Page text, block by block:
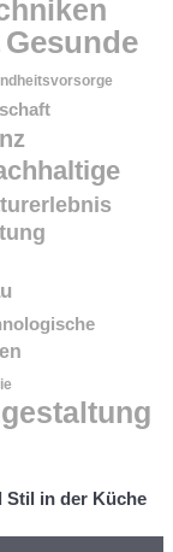
Gesunde
Stil in der Küche